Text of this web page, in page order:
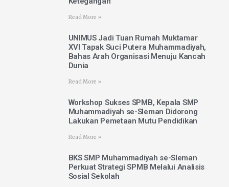
Read More »
UNIMUS Jadi Tuan Rumah Muktamar
XVI Tapak Suci Putera Muhammadiyah,
Bahas Arah Organisasi Menuju Kancah
Dunia
Read More »
Workshop Sukses SPMB, Kepala SMP
Muhammadiyah se-Sleman Didorong
Lakukan Pemetaan Mutu Pendidikan
Read More »
BKS SMP Muhammadiyah se-Sleman
Perkuat Strategi SPMB Melalui Analisis
Sosial Sekolah